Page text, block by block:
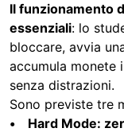
Il funzionamento
essenziali: lo
bloccare, avvia
accumula monete
senza distrazioni.
Sono previste tre
• Hard Mode: